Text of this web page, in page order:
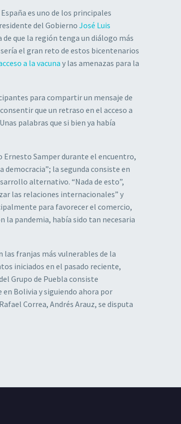
es uno de los principales
del Gobierno José Luis
que la región tenga un diálogo más
el gran reto de estos bicentenarios
a la vacuna y las amenazas para la
para compartir un mensaje de
que un retraso en el acceso a
palabras que si bien ya había
Ernesto Samper durante el encuentro,
la segunda consiste en
alternativo. “Nada de esto”,
las relaciones internacionales” y
para favorecer el comercio,
la pandemia, había sido tan necesaria
las franjas más vulnerables de la
iniciados en el pasado reciente,
Grupo de Puebla consiste
Bolivia y siguiendo ahora por
Correa, Andrés Arauz, se disputa